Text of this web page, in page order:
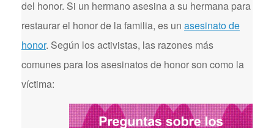
del honor. Si un hermano asesina a su hermana para
restaurar el honor de la familia, es un asesinato de
honor. Según los activistas, las razones más
comunes para los asesinatos de honor son como la
víctima: